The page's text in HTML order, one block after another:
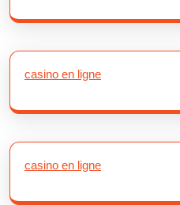
casino en ligne
casino en ligne